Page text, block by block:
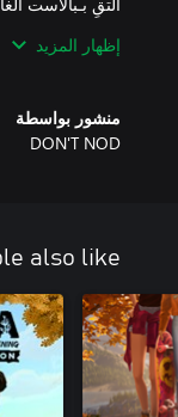
مسارك
إظهار المزيد
منشور بواسطة
DON'T NOD
also like